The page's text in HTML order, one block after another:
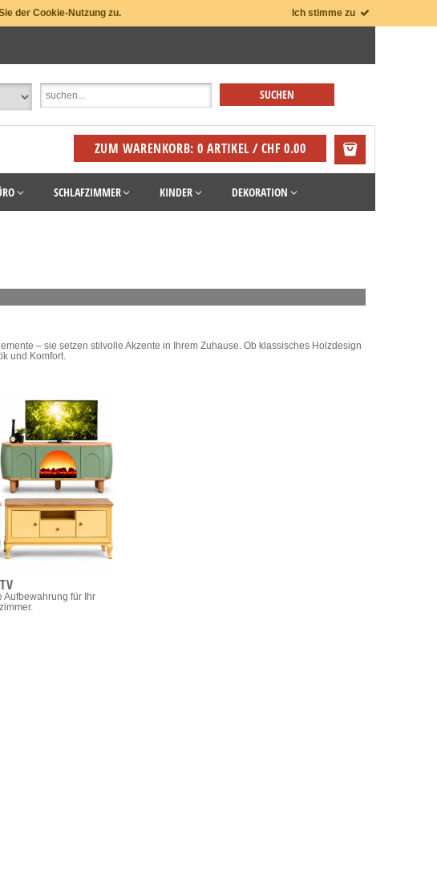
der Cookie-Nutzung zu. Ich stimme zu
ZUM WARENKORB: 0 ARTIKEL / CHF 0.00
SCHLAFZIMMER KINDER DEKORATION
– sie setzen stilvolle Akzente in Ihrem Zuhause. Ob klassisches Holzdesign
und Komfort.
Aufbewahrung für Ihr